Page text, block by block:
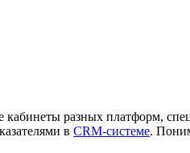
кабинеты разных платформ,
в CRM-системе.